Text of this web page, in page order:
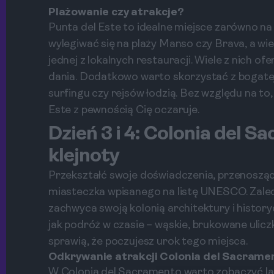
Plażowanie czy atrakcje?
Punta del Este to idealne miejsce zarówno
wylegiwać się na plaży Manso czy Brava, a
jednej z lokalnych restauracji. Wiele z nich
dania. Dodatkowo warto skorzystać z
surfingu czy rejsów łodzią. Bez względu na
Este z pewnością Cię oczaruje.
Dzień 3 i 4: Colonia del
klejnoty
Przekształć swoje doświadczenia,
miasteczka wpisanego na listę UNESCO.
zachwyca swoją kolonią architektury i
jak podróż w czasie – wąskie, brukowane
sprawią, że poczujesz urok tego miejsca.
Odkrywanie atrakcji Colonia del